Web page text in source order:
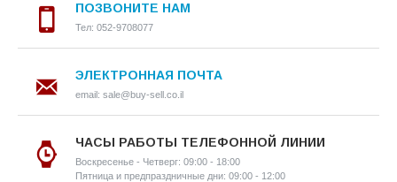
ПОЗВОНИТЕ НАМ
Тел: 052-9708077
ЭЛЕКТРОННАЯ ПОЧТА
email: sale@buy-sell.co.il
ЧАСЫ РАБОТЫ ТЕЛЕФОННОЙ ЛИНИИ
Воскресенье - Четверг: 09:00 - 18:00
Пятница и предпраздничные дни: 09:00 - 12:00